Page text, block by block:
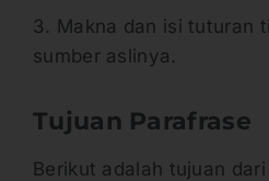
3. Makna dan isi tuturan
sumber aslinya.
Tujuan Parafrase
Berikut adalah tujuan